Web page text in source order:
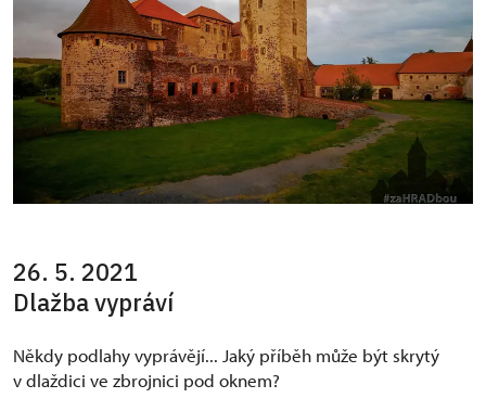
26. 5. 2021
Dlažba vypráví
Někdy podlahy vyprávějí... Jaký příběh může být skrytý
v dlaždici ve zbrojnici pod oknem?